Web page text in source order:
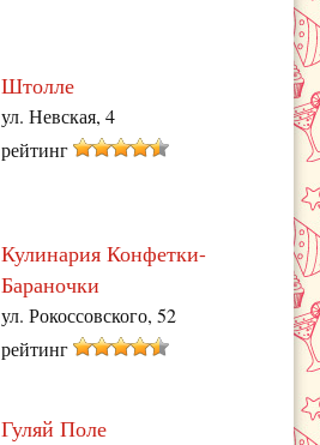
Штолле
ул. Невская, 4
рейтинг
Кулинария Конфетки-
Бараночки
ул. Рокоссовского, 52
рейтинг
Гуляй Поле